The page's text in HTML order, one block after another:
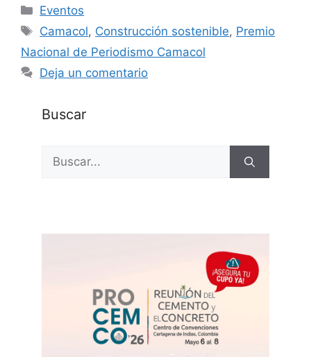
Categorías
Eventos
Etiquetas
Camacol, Construcción sostenible, Premio
Nacional de Periodismo Camacol
Deja un comentario
Buscar
Buscar: